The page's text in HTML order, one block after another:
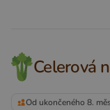
Celerová
Od ukončeného 8.